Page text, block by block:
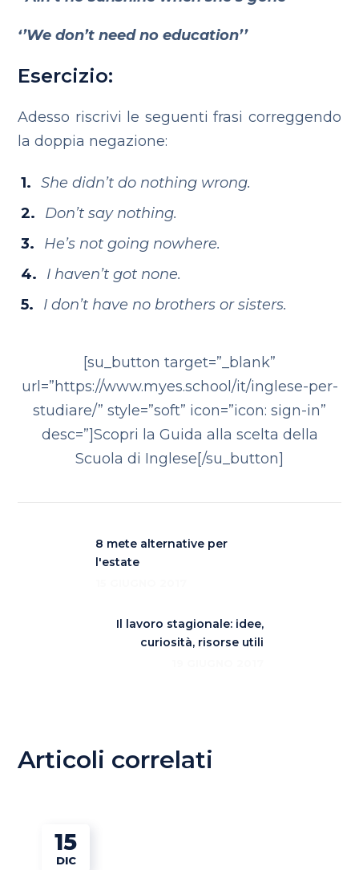
‘’We don’t need no education’’
Esercizio:
Adesso riscrivi le seguenti frasi correggendo
la doppia negazione:
She didn’t do nothing wrong.
Don’t say nothing.
He’s not going nowhere.
I haven’t got none.
I don’t have no brothers or sisters.
[su_button target=”_blank”
url=”https://www.myes.school/it/inglese-per-
studiare/” style=”soft” icon=”icon: sign-in”
desc=”]Scopri la Guida alla scelta della
Scuola di Inglese[/su_button]
8 mete alternative per
l'estate
Il lavoro stagionale: idee,
curiosità, risorse utili
Articoli correlati
15
DIC